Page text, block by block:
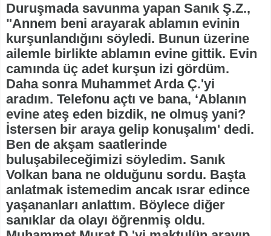
Duruşmada savunma yapan Sanık Ş.Z.,
"Annem beni arayarak ablamın evinin
kurşunlandığını söyledi. Bunun üzerine
ailemle birlikte ablamın evine gittik. Evin
camında üç adet kurşun izi gördüm.
Daha sonra Muhammet Arda Ç.'yi
aradım. Telefonu açtı ve bana, ‘Ablanın
evine ateş eden bizdik, ne olmuş yani?
İstersen bir araya gelip konuşalım' dedi.
Ben de akşam saatlerinde
buluşabileceğimizi söyledim. Sanık
Volkan bana ne olduğunu sordu. Başta
anlatmak istemedim ancak ısrar edince
yaşananları anlattım. Böylece diğer
sanıklar da olayı öğrenmiş oldu.